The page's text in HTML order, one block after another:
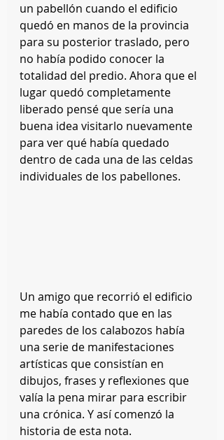
un pabellón cuando el edificio
quedó en manos de la provincia
para su posterior traslado, pero
no había podido conocer la
totalidad del predio. Ahora que el
lugar quedó completamente
liberado pensé que sería una
buena idea visitarlo nuevamente
para ver qué había quedado
dentro de cada una de las celdas
individuales de los pabellones.
Un amigo que recorrió el edificio
me había contado que en las
paredes de los calabozos había
una serie de manifestaciones
artísticas que consistían en
dibujos, frases y reflexiones que
valía la pena mirar para escribir
una crónica. Y así comenzó la
historia de esta nota.